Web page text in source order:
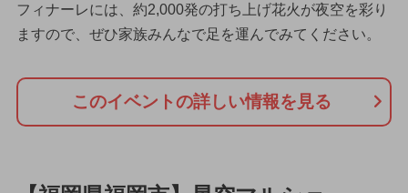
フィナーレには、約2,000発の打ち上げ花火が夜空を彩り
ますので、ぜひ家族みんなで足を運んでみてください。
このイベントの詳しい情報を見る